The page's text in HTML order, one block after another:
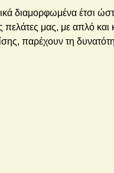
διαμορφωμένα έτσι
μας, με απλό και
παρέχουν τη